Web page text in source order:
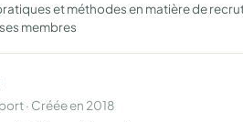
et méthodes en matière de
membres
· Créée en 2018